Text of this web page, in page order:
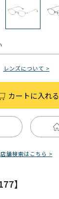
レンズについて >
カートに入れる
店舗検索はこちら >
】